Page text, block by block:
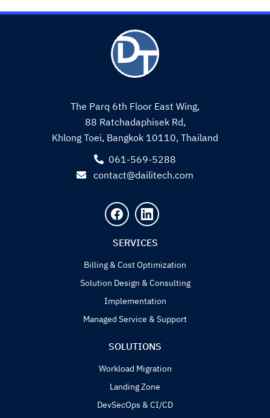
The Parq 6th Floor East Wing,
88 Ratchadaphisek Rd,
Khlong Toei, Bangkok 10110, Thailand
061-569-5288
contact@dailitech.com
SERVICES
Billing & Cost Optimization
Solution Design & Consulting
Implementation
Managed Service & Support
SOLUTIONS
Workload Migration
Landing Zone
DevSecOps & CI/CD